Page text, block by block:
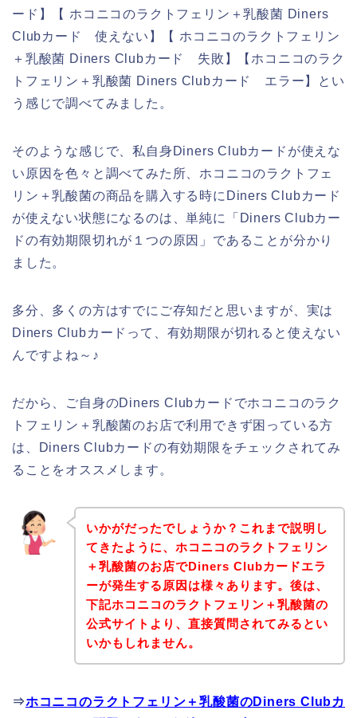
ード】【 ホコニコのラクトフェリン＋乳酸菌 Diners
Clubカード 使えない】【 ホコニコのラクトフェリン
＋乳酸菌 Diners Clubカード 失敗】【ホコニコのラク
トフェリン＋乳酸菌 Diners Clubカード エラー】とい
う感じで調べてみました。
そのような感じで、私自身Diners Clubカードが使えな
い原因を色々と調べてみた所、ホコニコのラクトフェ
リン＋乳酸菌の商品を購入する時にDiners Clubカード
が使えない状態になるのは、単純に「Diners Clubカー
ドの有効期限切れが１つの原因」であることが分かり
ました。
多分、多くの方はすでにご存知だと思いますが、実は
Diners Clubカードって、有効期限が切れると使えない
んですよね～♪
だから、ご自身のDiners Clubカードでホコニコのラク
トフェリン＋乳酸菌のお店で利用できず困っている方
は、Diners Clubカードの有効期限をチェックされてみ
ることをオススメします。
いかがだったでしょうか？これまで説明し
てきたように、ホコニコのラクトフェリン
＋乳酸菌のお店でDiners Clubカードエラ
ーが発生する原因は様々あります。後は、
下記ホコニコのラクトフェリン＋乳酸菌の
公式サイトより、直接質問されてみるとい
いかもしれません。
⇒ホコニコのラクトフェリン＋乳酸菌のDiners Clubカ